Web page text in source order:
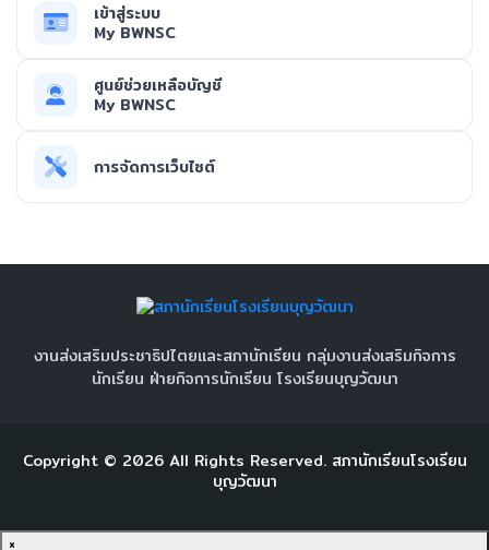
เข้าสู่ระบบ
My BWNSC
ศูนย์ช่วยเหลือบัญชี
My BWNSC
การจัดการเว็บไซต์
งานส่งเสริมประชาธิปไตยและสภานักเรียน กลุ่มงานส่งเสริมกิจการ
นักเรียน ฝ่ายกิจการนักเรียน โรงเรียนบุญวัฒนา
Copyright © 2026All Rights Reserved. สภานักเรียนโรงเรียน
บุญวัฒนา